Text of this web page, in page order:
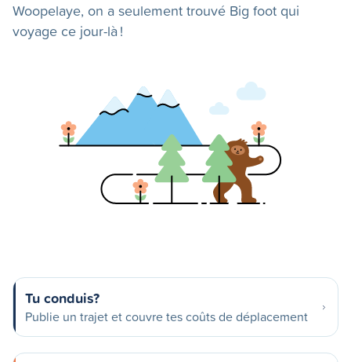
Woopelaye, on a seulement trouvé Big foot qui
voyage ce jour-là !
Tu conduis?
Publie un trajet et couvre tes coûts de déplacement